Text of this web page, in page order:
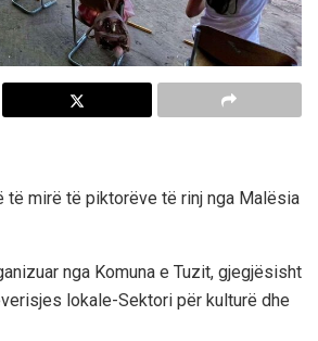
të mirë të piktorëve të rinj nga Malësia
nga Komuna e Tuzit, gjegjësisht
lokale-Sektori për kulturë dhe